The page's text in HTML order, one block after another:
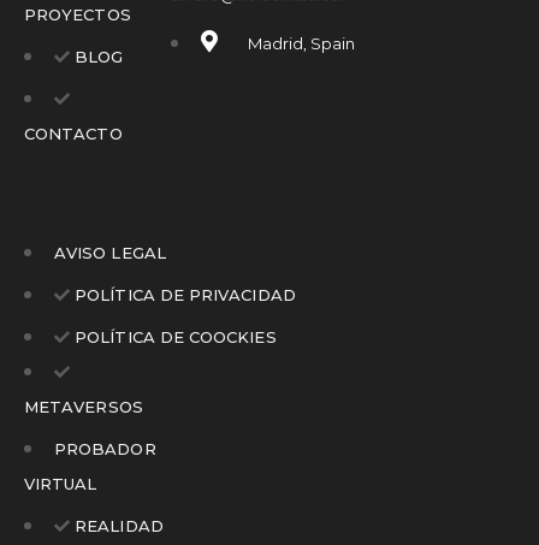
PROYECTOS
BLOG
CONTACTO
Madrid, Spain
AVISO LEGAL
POLÍTICA DE PRIVACIDAD
POLÍTICA DE COOCKIES
METAVERSOS
PROBADOR
VIRTUAL
REALIDAD